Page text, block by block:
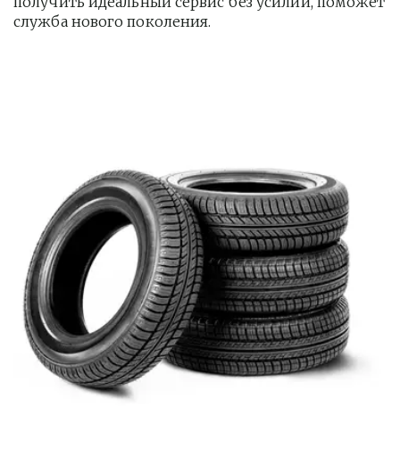
служба нового поколения.